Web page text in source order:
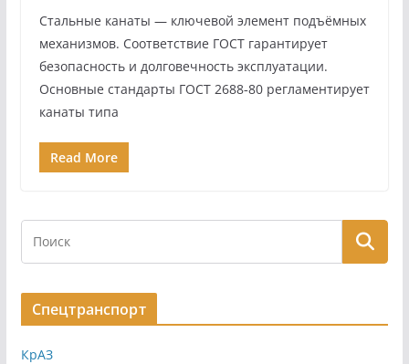
Стальные канаты — ключевой элемент подъёмных
механизмов. Соответствие ГОСТ гарантирует
безопасность и долговечность эксплуатации.
Основные стандарты ГОСТ 2688‑80 регламентирует
канаты типа
Read More
Спецтранспорт
КрАЗ